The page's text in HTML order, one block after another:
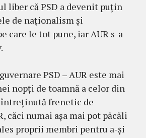
liber că PSD a devenit puțin
de naționalism și
care le tot pune, iar AUR s-a
PSD – AUR este mai
nopți de toamnă a celor din
întreținută frenetic de
căci numai așa mai pot păcăli
proprii membri pentru a-și